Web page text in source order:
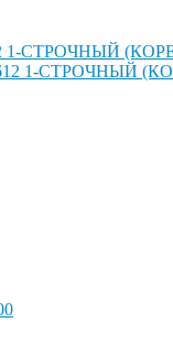
1-СТРОЧНЫЙ